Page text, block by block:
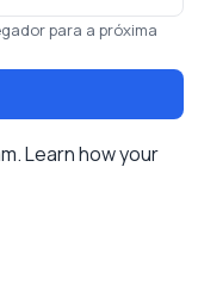
para a próxima
Learn how your